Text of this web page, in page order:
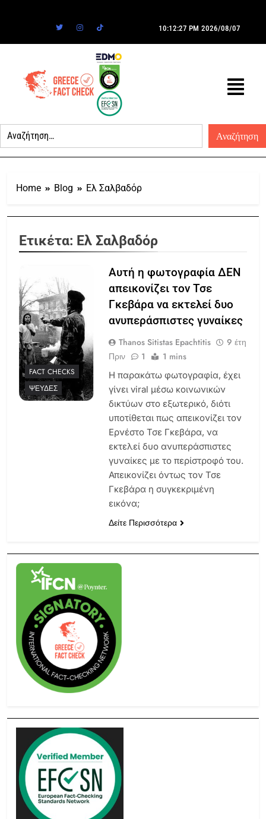
10:12:27 PM 2026/08/07
Home Blog Ελ Σαλβαδόρ
Ετικέτα: Ελ Σαλβαδόρ
FACT CHECKS
ΨΕΥΔΈΣ
Αυτή η φωτογραφία ΔΕΝ
απεικονίζει τον Τσε
Γκεβάρα να εκτελεί δυο
ανυπεράσπιστες γυναίκες
Thanos Sitistas Epachtitis
9 έτη
Πριν
1 1 mins
Η παρακάτω φωτογραφία, έχει
γίνει viral μέσω κοινωνικών
δικτύων στο εξωτερικό, διότι
υποτίθεται πως απεικονίζει τον
Ερνέστο Τσε Γκεβάρα, να
εκτελεί δυο ανυπεράσπιστες
γυναίκες με το περίστροφό του.
Απεικονίζει όντως τον Τσε
Γκεβάρα η συγκεκριμένη
εικόνα;
Δείτε Περισσότερα